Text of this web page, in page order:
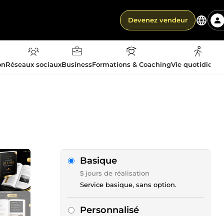
Devenez vendeur
Réseaux sociauxBusinessFormations & CoachingVie
Basique
5 jours de réalisation
Service basique, sans option.
Personnalisé